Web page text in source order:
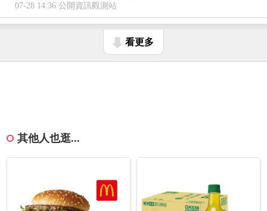
07-28 14:36 公開資訊觀測站
看更多
其他人也逛...